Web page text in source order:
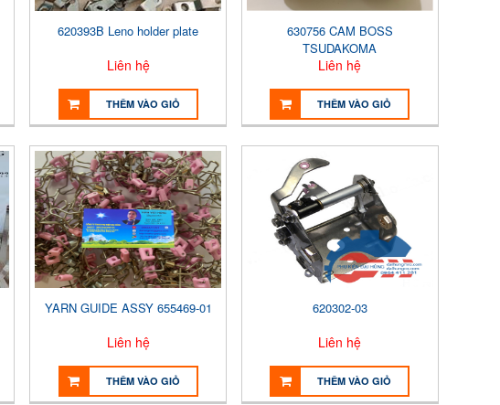
620393B Leno holder plate
Liên hệ
THÊM VÀO GIỎ
630756 CAM BOSS
TSUDAKOMA
Liên hệ
THÊM VÀO GIỎ
YARN GUIDE ASSY 655469-01
Liên hệ
THÊM VÀO GIỎ
620302-03
Liên hệ
THÊM VÀO GIỎ